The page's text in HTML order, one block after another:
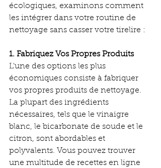
écologiques, examinons comment
les intégrer dans votre routine de
nettoyage sans casser votre tirelire :
1. Fabriquez Vos Propres Produits
L'une des options les plus
économiques consiste à fabriquer
vos propres produits de nettoyage.
La plupart des ingrédients
nécessaires, tels que le vinaigre
blanc, le bicarbonate de soude et le
citron, sont abordables et
polyvalents. Vous pouvez trouver
une multitude de recettes en ligne